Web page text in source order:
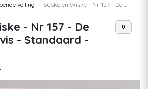
veiling Suske en Wiske - Nr 157 - De mollige meivis - Standaard - 1975
- Nr 157 - De
- Standaard -
0